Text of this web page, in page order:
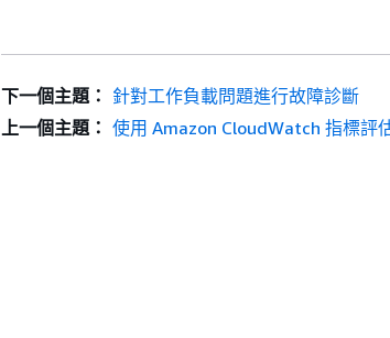
下一個主題： 針對工作負載問題進行故障診斷
上一個主題： 使用 Amazon CloudWatch 指標評